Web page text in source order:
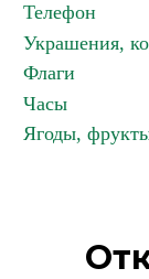
Телефон
Украшения,
Флаги
Часы
Ягоды,